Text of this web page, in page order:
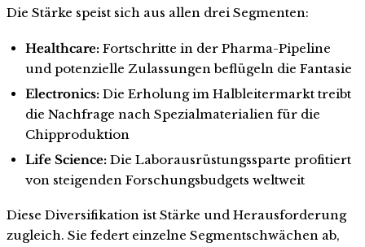
Die Stärke speist sich aus allen drei Segmenten:
Healthcare:Fortschritte in der Pharma-Pipeline
und potenzielle Zulassungen beflügeln die Fantasie
Electronics:Die Erholung im Halbleitermarkt treibt
die Nachfrage nach Spezialmaterialien für die
Chipproduktion
Life Science:Die Laborausrüstungssparte profitiert
von steigenden Forschungsbudgets weltweit
Diese Diversifikation ist Stärke und Herausforderung
zugleich. Sie federt einzelne Segmentschwächen ab,